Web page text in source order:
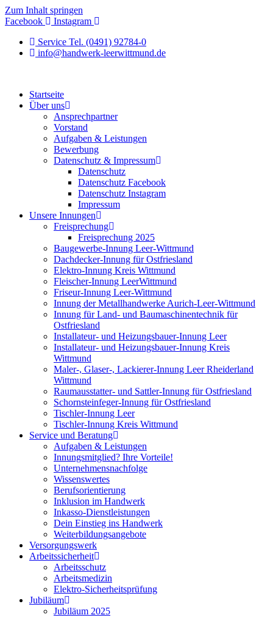
Zum Inhalt springen
Facebook
Instagram
Service Tel. (0491) 92784-0
info@handwerk-leerwittmund.de
Startseite
Über uns
Ansprechpartner
Vorstand
Aufgaben & Leistungen
Bewerbung
Datenschutz & Impressum
Datenschutz
Datenschutz Facebook
Datenschutz Instagram
Impressum
Unsere Innungen
Freisprechung
Freisprechung 2025
Baugewerbe-Innung Leer-Wittmund
Dachdecker-Innung für Ostfriesland
Elektro-Innung Kreis Wittmund
Fleischer-Innung LeerWittmund
Friseur-Innung Leer-Wittmund
Innung der Metallhandwerke Aurich-Leer-Wittmund
Innung für Land- und Baumaschinentechnik für
Ostfriesland
Installateur- und Heizungsbauer-Innung Leer
Installateur- und Heizungsbauer-Innung Kreis
Wittmund
Maler-, Glaser-, Lackierer-Innung Leer Rheiderland
Wittmund
Raumausstatter- und Sattler-Innung für Ostfriesland
Schornsteinfeger-Innung für Ostfriesland
Tischler-Innung Leer
Tischler-Innung Kreis Wittmund
Service und Beratung
Aufgaben & Leistungen
Innungsmitglied? Ihre Vorteile!
Unternehmensnachfolge
Wissenswertes
Berufsorientierung
Inklusion im Handwerk
Inkasso-Dienstleistungen
Dein Einstieg ins Handwerk
Weiterbildungsangebote
Versorgungswerk
Arbeitssicherheit
Arbeitsschutz
Arbeitsmedizin
Elektro-Sicherheitsprüfung
Jubiläum
Jubiläum 2025